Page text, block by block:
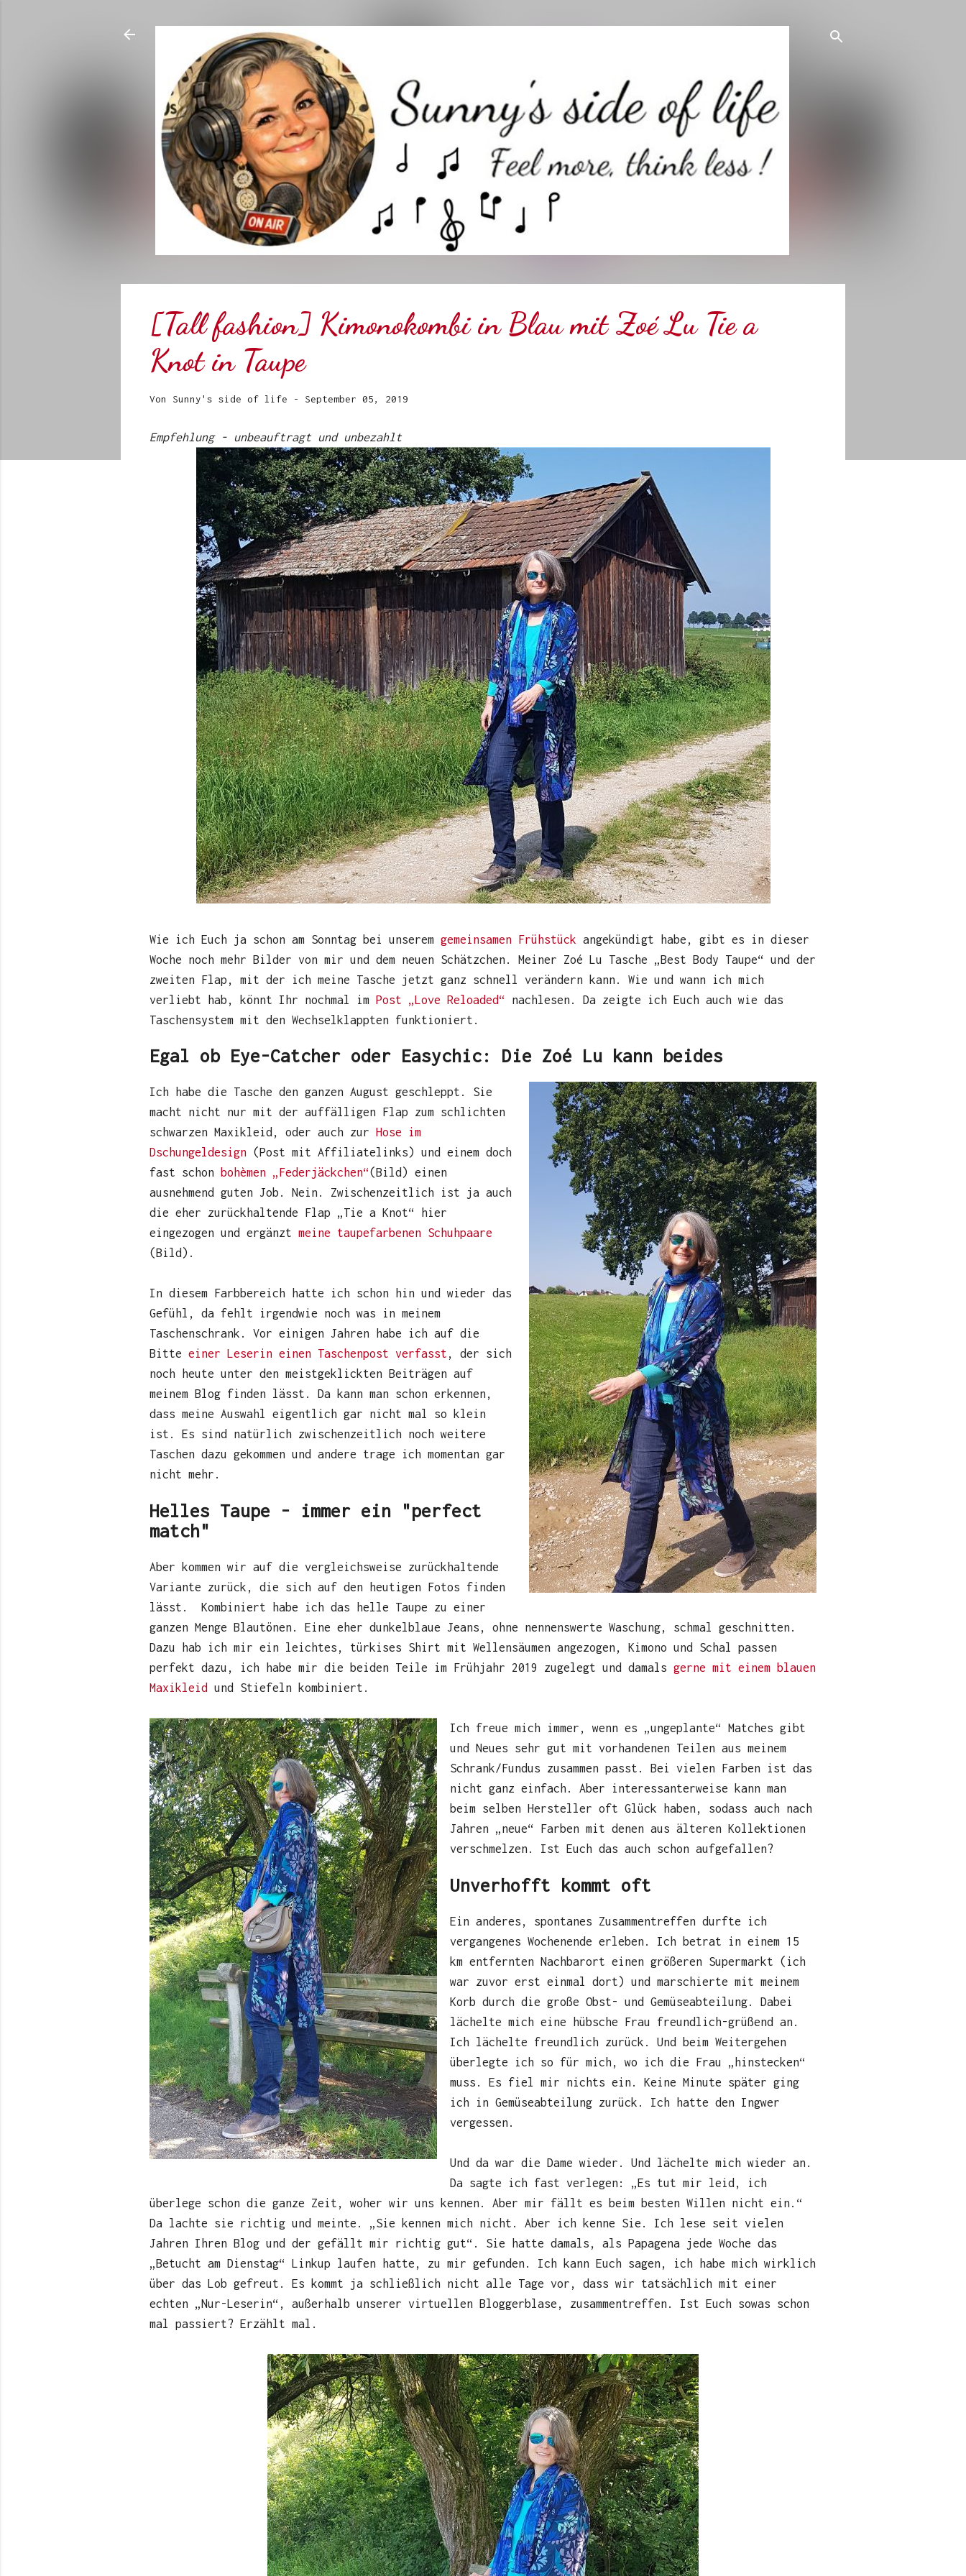
[Tall fashion] Kimonokombi in Blau mit Zoé Lu Tie a
Knot in Taupe
Von Sunny's side of life - September 05, 2019
Empfehlung - unbeauftragt und unbezahlt
Wie ich Euch ja schon am Sonntag bei unserem gemeinsamen Frühstück angekündigt habe, gibt es in dieser
Woche noch mehr Bilder von mir und dem neuen Schätzchen. Meiner Zoé Lu Tasche „Best Body Taupe“ und der
zweiten Flap, mit der ich meine Tasche jetzt ganz schnell verändern kann. Wie und wann ich mich
verliebt hab, könnt Ihr nochmal im Post „Love Reloaded“
nachlesen. Da zeigte ich Euch auch wie das
Taschensystem mit den Wechselklappten funktioniert.
Egal ob Eye-Catcher oder Easychic: Die Zoé Lu kann beides
Ich habe die Tasche den ganzen August geschleppt. Sie
macht nicht nur mit der auffälligen Flap zum schlichten
schwarzen Maxikleid, oder auch zur
Hose im
Dschungeldesign (Post mit Affiliatelinks) und einem doch
fast schon
bohèmen „Federjäckchen“(Bild) einen
ausnehmend guten Job. Nein. Zwischenzeitlich ist ja auch
die eher zurückhaltende Flap „Tie a Knot“ hier
eingezogen und ergänzt meine taupefarbenen Schuhpaare
(Bild).
In diesem Farbbereich hatte ich schon hin und wieder das
Gefühl, da fehlt irgendwie noch was in meinem
Taschenschrank. Vor einigen Jahren habe ich auf die
Bitte einer Leserin einen Taschenpost verfasst , der sich
noch heute unter den meistgeklickten Beiträgen auf
meinem Blog finden lässt. Da kann man schon erkennen,
dass meine Auswahl eigentlich gar nicht mal so klein
ist. Es sind natürlich zwischenzeitlich noch weitere
Taschen dazu gekommen und andere trage ich momentan gar
nicht mehr.
Helles Taupe - immer ein "perfect
match"
Aber kommen wir auf die vergleichsweise zurückhaltende
Variante zurück, die sich auf den heutigen Fotos finden
lässt. Kombiniert habe ich das helle Taupe zu einer
ganzen Menge Blautönen. Eine eher dunkelblaue Jeans, ohne nennenswerte Waschung, schmal geschnitten.
Dazu hab ich mir ein leichtes, türkises Shirt mit Wellensäumen angezogen, Kimono und Schal passen
perfekt dazu, ich habe mir die beiden Teile im Frühjahr 2019 zugelegt und damals gerne mit einem blauen
Maxikleid
und Stiefeln kombiniert.
Ich freue mich immer, wenn es „ungeplante“ Matches gibt
und Neues sehr gut mit vorhandenen Teilen aus meinem
Schrank/Fundus zusammen passt. Bei vielen Farben ist das
nicht ganz einfach. Aber interessanterweise kann man
beim selben Hersteller oft Glück haben, sodass auch nach
Jahren „neue“ Farben mit denen aus älteren Kollektionen
verschmelzen. Ist Euch das auch schon aufgefallen?
Unverhofft kommt oft
Ein anderes, spontanes Zusammentreffen durfte ich
vergangenes Wochenende erleben. Ich betrat in einem 15
km entfernten Nachbarort einen größeren Supermarkt (ich
war zuvor erst einmal dort) und marschierte mit meinem
Korb durch die große Obst- und Gemüseabteilung. Dabei
lächelte mich eine hübsche Frau freundlich-grüßend an.
Ich lächelte freundlich zurück. Und beim Weitergehen
überlegte ich so für mich, wo ich die Frau „hinstecken“
muss. Es fiel mir nichts ein. Keine Minute später ging
ich in Gemüseabteilung zurück. Ich hatte den Ingwer
vergessen.
Und da war die Dame wieder. Und lächelte mich wieder an.
Da sagte ich fast verlegen: „Es tut mir leid, ich
überlege schon die ganze Zeit, woher wir uns kennen. Aber mir fällt es beim besten Willen nicht ein.“
Da lachte sie richtig und meinte. „Sie kennen mich nicht. Aber ich kenne Sie. Ich lese seit vielen
Jahren Ihren Blog und der gefällt mir richtig gut“. Sie hatte damals, als Papagena jede Woche das
„Betucht am Dienstag“ Linkup laufen hatte, zu mir gefunden. Ich kann Euch sagen, ich habe mich wirklich
über das Lob gefreut. Es kommt ja schließlich nicht alle Tage vor, dass wir tatsächlich mit einer
echten „Nur-Leserin“, außerhalb unserer virtuellen Bloggerblase, zusammentreffen. Ist Euch sowas schon
mal passiert? Erzählt mal.